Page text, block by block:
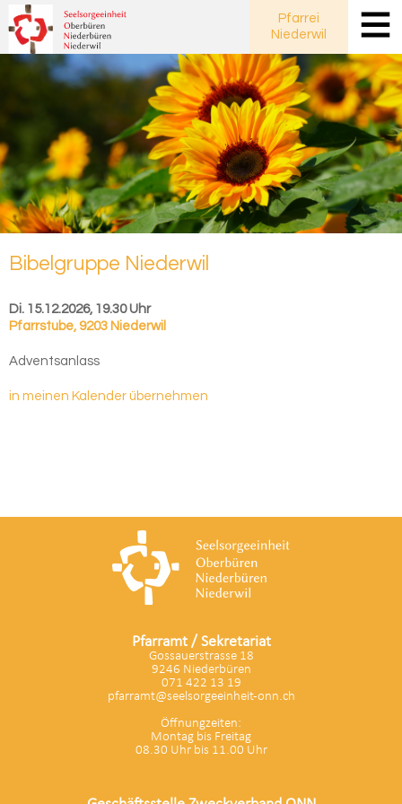
Pfarrei
Niederwil
Bi­bel­grup­pe Nie­der­wil
Di. 15.12.2026, 19.30 Uhr
Pfarrstube, 9203 Niederwil
Adventsanlass
in meinen Kalender übernehmen
Pfarramt / Sekretariat
Gossauerstrasse 18
9246 Niederbüren
071 422 13 19
pfarramt@seelsorgeeinheit-onn.ch
Öffnungzeiten:
Montag bis Freitag
08.30 Uhr bis 11.00 Uhr